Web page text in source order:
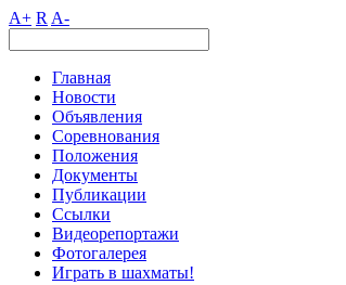
A+ R A-
Главная
Новости
Объявления
Соревнования
Положения
Документы
Публикации
Ссылки
Видеорепортажи
Фотогалерея
Играть в шахматы!